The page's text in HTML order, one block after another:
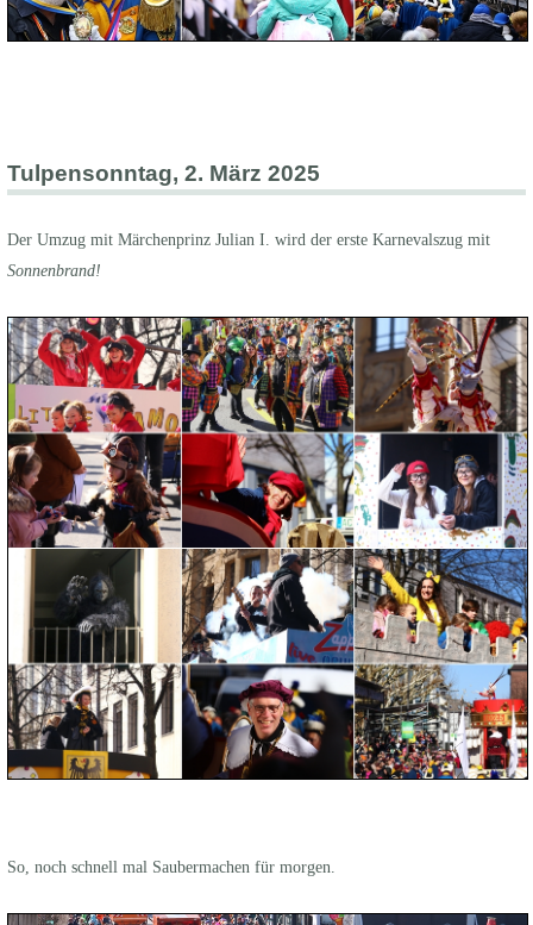
Tulpensonntag, 2. März 2025
Der Umzug mit Märchenprinz Julian I. wird der erste Karnevalszug mit
Sonnenbrand!
So, noch schnell mal Saubermachen für morgen.